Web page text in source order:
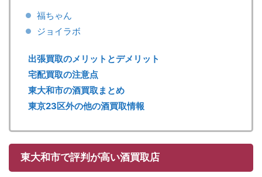
福ちゃん
ジョイラボ
出張買取のメリットとデメリット
宅配買取の注意点
東大和市の酒買取まとめ
東京23区外の他の酒買取情報
東大和市で評判が高い酒買取店